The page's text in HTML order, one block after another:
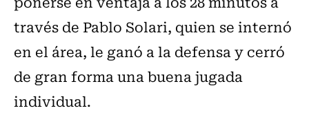
través de Pablo Solari, quien se internó
en el área, le ganó a la defensa y cerró
de gran forma una buena jugada
individual.